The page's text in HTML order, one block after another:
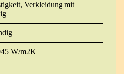
Verkleidung mit
W/m2K